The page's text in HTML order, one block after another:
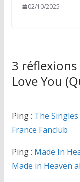
02/10/2025
3 réflexions
Love You
Ping : The
France Fanclub
Ping : Made In
Made in Heaven